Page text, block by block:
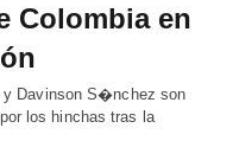
Colombia en
Davinson S�nchez son
los hinchas tras la